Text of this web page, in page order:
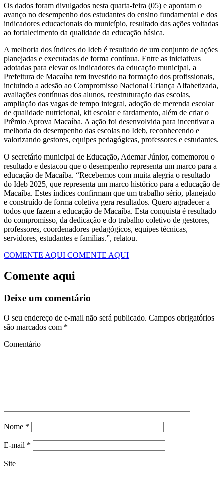
Os dados foram divulgados nesta quarta-feira (05) e apontam o
avanço no desempenho dos estudantes do ensino fundamental e dos
indicadores educacionais do município, resultado das ações voltadas
ao fortalecimento da qualidade da educação básica.
A melhoria dos índices do Ideb é resultado de um conjunto de ações
planejadas e executadas de forma contínua. Entre as iniciativas
adotadas para elevar os indicadores da educação municipal, a
Prefeitura de Macaíba tem investido na formação dos profissionais,
incluindo a adesão ao Compromisso Nacional Criança Alfabetizada,
avaliações contínuas dos alunos, reestruturação das escolas,
ampliação das vagas de tempo integral, adoção de merenda escolar
de qualidade nutricional, kit escolar e fardamento, além de criar o
Prêmio Aprova Macaíba. A ação foi desenvolvida para incentivar a
melhoria do desempenho das escolas no Ideb, reconhecendo e
valorizando gestores, equipes pedagógicas, professores e estudantes.
O secretário municipal de Educação, Ademar Júnior, comemorou o
resultado e destacou que o desempenho representa um marco para a
educação de Macaíba. “Recebemos com muita alegria o resultado
do Ideb 2025, que representa um marco histórico para a educação de
Macaíba. Estes índices confirmam que um trabalho sério, planejado
e construído de forma coletiva gera resultados. Quero agradecer a
todos que fazem a educação de Macaíba. Esta conquista é resultado
do compromisso, da dedicação e do trabalho coletivo de gestores,
professores, coordenadores pedagógicos, equipes técnicas,
servidores, estudantes e famílias.”, relatou. ‎
COMENTE AQUI COMENTE AQUI
Comente aqui
Deixe um comentário
O seu endereço de e-mail não será publicado. Campos obrigatórios
são marcados com *
Comentário
Nome *
E-mail *
Site